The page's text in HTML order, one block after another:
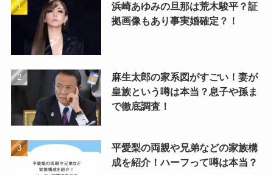
浜崎あゆみの旦那は荒木駿平？証
拠画像もあり事実婚確定？！
麻生太郎の家系図がすごい！妻が
皇族という噂は本当？息子や孫ま
で徹底調査！
平愛梨の両親や兄弟などの家族構
成を紹介！ハーフって噂は本当？